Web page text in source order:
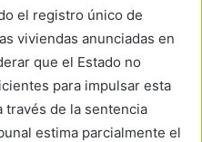
el registro único de
viviendas anunciadas en
que el Estado no
para impulsar esta
través de la sentencia
estima parcialmente el